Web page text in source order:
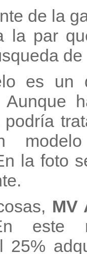
de la
la par
es un
Aunque
la foto
MV
este
25%